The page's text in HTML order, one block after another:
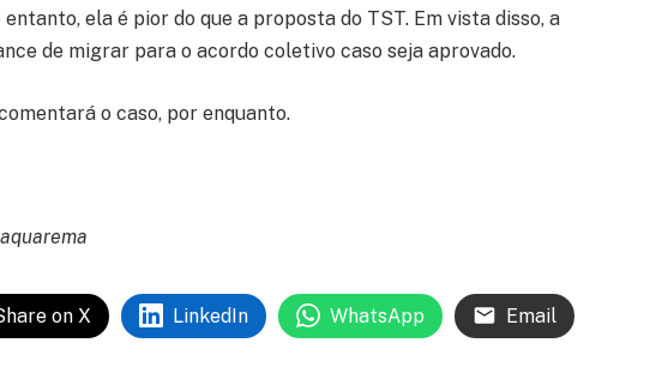
ela é pior do que a proposta do TST. Em vista disso, a
de migrar para o acordo coletivo caso seja aprovado.
o caso, por enquanto.
on X LinkedIn WhatsApp Email